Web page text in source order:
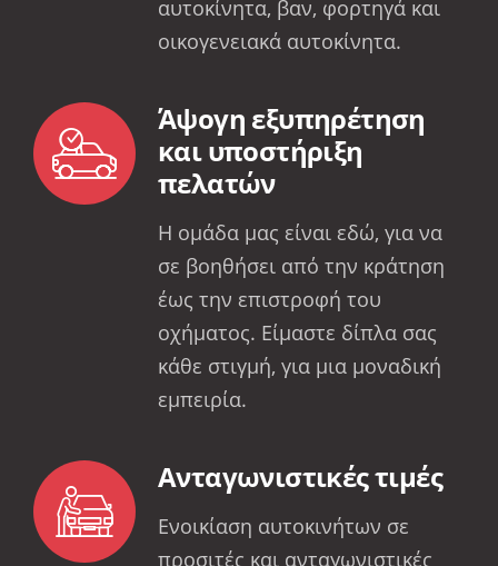
αυτοκίνητα, βαν, φορτηγά και
οικογενειακά αυτοκίνητα.
Άψογη εξυπηρέτηση
και υποστήριξη
πελατών
Η ομάδα μας είναι εδώ, για να
σε βοηθήσει από την κράτηση
έως την επιστροφή του
οχήματος. Είμαστε δίπλα σας
κάθε στιγμή, για μια μοναδική
εμπειρία.
Ανταγωνιστικές τιμές
Ενοικίαση αυτοκινήτων σε
προσιτές και ανταγωνιστικές